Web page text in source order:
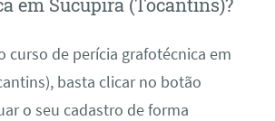
curso de perícia grafotécnica em
basta clicar no botão
o seu cadastro de forma